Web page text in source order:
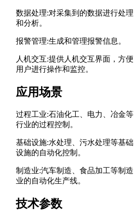
数据处理:对采集到的数据进行处理
和分析。
报警管理:生成和管理报警信息。
人机交互:提供人机交互界面，方便
用户进行操作和监控。
应用场景
过程工业:石油化工、电力、冶金等
行业的过程控制。
基础设施:水处理、污水处理等基础
设施的自动化控制。
制造业:汽车制造、食品加工等制造
业的自动化生产线。
技术参数